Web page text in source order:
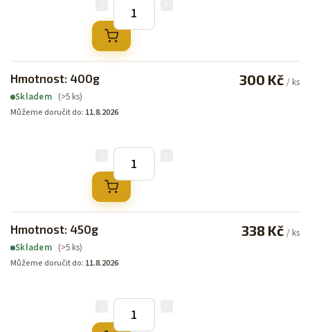
Hmotnost: 400g
Skladem (>5 ks)
Můžeme doručit do: 11.8.2026
300 Kč / ks
Hmotnost: 450g
Skladem (>5 ks)
Můžeme doručit do: 11.8.2026
338 Kč / ks